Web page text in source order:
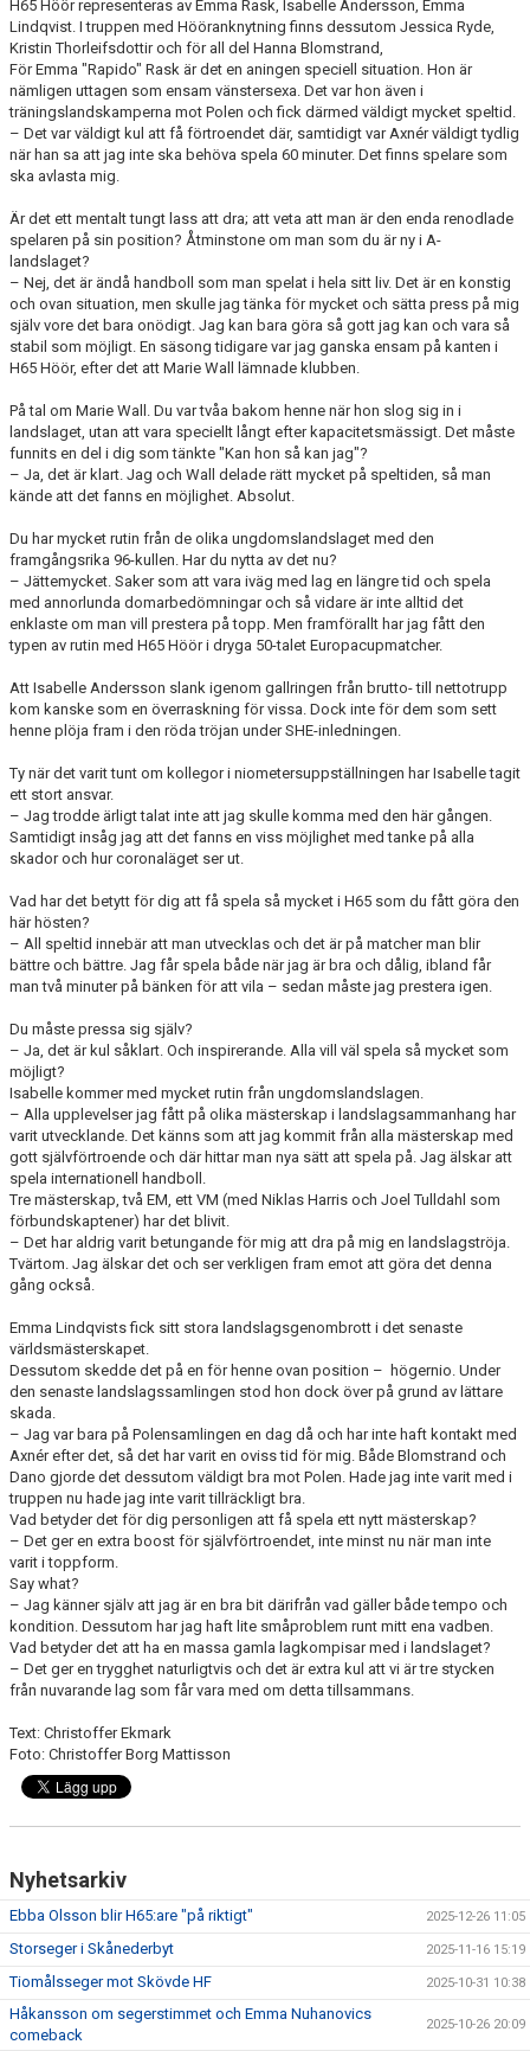
H65 Höör representeras av Emma Rask, Isabelle Andersson, Emma
Lindqvist. I truppen med Hööranknytning finns dessutom Jessica Ryde,
Kristin Thorleifsdottir och för all del Hanna Blomstrand,
För Emma "Rapido" Rask är det en aningen speciell situation. Hon är
nämligen uttagen som ensam vänstersexa. Det var hon även i
träningslandskamperna mot Polen och fick därmed väldigt mycket speltid.
– Det var väldigt kul att få förtroendet där, samtidigt var Axnér väldigt tydlig
när han sa att jag inte ska behöva spela 60 minuter. Det finns spelare som
ska avlasta mig.
Är det ett mentalt tungt lass att dra; att veta att man är den enda renodlade
spelaren på sin position? Åtminstone om man som du är ny i A-
landslaget?
– Nej, det är ändå handboll som man spelat i hela sitt liv. Det är en konstig
och ovan situation, men skulle jag tänka för mycket och sätta press på mig
själv vore det bara onödigt. Jag kan bara göra så gott jag kan och vara så
stabil som möjligt. En säsong tidigare var jag ganska ensam på kanten i
H65 Höör, efter det att Marie Wall lämnade klubben.
På tal om Marie Wall. Du var tvåa bakom henne när hon slog sig in i
landslaget, utan att vara speciellt långt efter kapacitetsmässigt. Det måste
funnits en del i dig som tänkte "Kan hon så kan jag"?
– Ja, det är klart. Jag och Wall delade rätt mycket på speltiden, så man
kände att det fanns en möjlighet. Absolut.
Du har mycket rutin från de olika ungdomslandslaget med den
framgångsrika 96-kullen. Har du nytta av det nu?
– Jättemycket. Saker som att vara iväg med lag en längre tid och spela
med annorlunda domarbedömningar och så vidare är inte alltid det
enklaste om man vill prestera på topp. Men framförallt har jag fått den
typen av rutin med H65 Höör i dryga 50-talet Europacupmatcher.
Att Isabelle Andersson slank igenom gallringen från brutto- till nettotrupp
kom kanske som en överraskning för vissa. Dock inte för dem som sett
henne plöja fram i den röda tröjan under SHE-inledningen.
Ty när det varit tunt om kollegor i niometersuppställningen har Isabelle tagit
ett stort ansvar.
– Jag trodde ärligt talat inte att jag skulle komma med den här gången.
Samtidigt insåg jag att det fanns en viss möjlighet med tanke på alla
skador och hur coronaläget ser ut.
Vad har det betytt för dig att få spela så mycket i H65 som du fått göra den
här hösten?
– All speltid innebär att man utvecklas och det är på matcher man blir
bättre och bättre. Jag får spela både när jag är bra och dålig, ibland får
man två minuter på bänken för att vila – sedan måste jag prestera igen.
Du måste pressa sig själv?
– Ja, det är kul såklart. Och inspirerande. Alla vill väl spela så mycket som
möjligt?
Isabelle kommer med mycket rutin från ungdomslandslagen.
– Alla upplevelser jag fått på olika mästerskap i landslagsammanhang har
varit utvecklande. Det känns som att jag kommit från alla mästerskap med
gott självförtroende och där hittar man nya sätt att spela på. Jag älskar att
spela internationell handboll.
Tre mästerskap, två EM, ett VM (med Niklas Harris och Joel Tulldahl som
förbundskaptener) har det blivit.
– Det har aldrig varit betungande för mig att dra på mig en landslagströja.
Tvärtom. Jag älskar det och ser verkligen fram emot att göra det denna
gång också.
Emma Lindqvists fick sitt stora landslagsgenombrott i det senaste
världsmästerskapet.
Dessutom skedde det på en för henne ovan position – högernio. Under
den senaste landslagssamlingen stod hon dock över på grund av lättare
skada.
– Jag var bara på Polensamlingen en dag då och har inte haft kontakt med
Axnér efter det, så det har varit en oviss tid för mig. Både Blomstrand och
Dano gjorde det dessutom väldigt bra mot Polen. Hade jag inte varit med i
truppen nu hade jag inte varit tillräckligt bra.
Vad betyder det för dig personligen att få spela ett nytt mästerskap?
– Det ger en extra boost för självförtroendet, inte minst nu när man inte
varit i toppform.
Say what?
– Jag känner själv att jag är en bra bit därifrån vad gäller både tempo och
kondition. Dessutom har jag haft lite småproblem runt mitt ena vadben.
Vad betyder det att ha en massa gamla lagkompisar med i landslaget?
– Det ger en trygghet naturligtvis och det är extra kul att vi är tre stycken
från nuvarande lag som får vara med om detta tillsammans.
Text: Christoffer Ekmark
Foto: Christoffer Borg Mattisson
Nyhetsarkiv
Ebba Olsson blir H65:are "på riktigt" 2025-12-26 11:05
Storseger i Skånederbyt 2025-11-16 15:19
Tiomålsseger mot Skövde HF 2025-10-31 10:38
Håkansson om segerstimmet och Emma Nuhanovics
comeback
2025-10-26 20:09